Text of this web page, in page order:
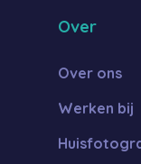
Over
Over ons
Werken bij